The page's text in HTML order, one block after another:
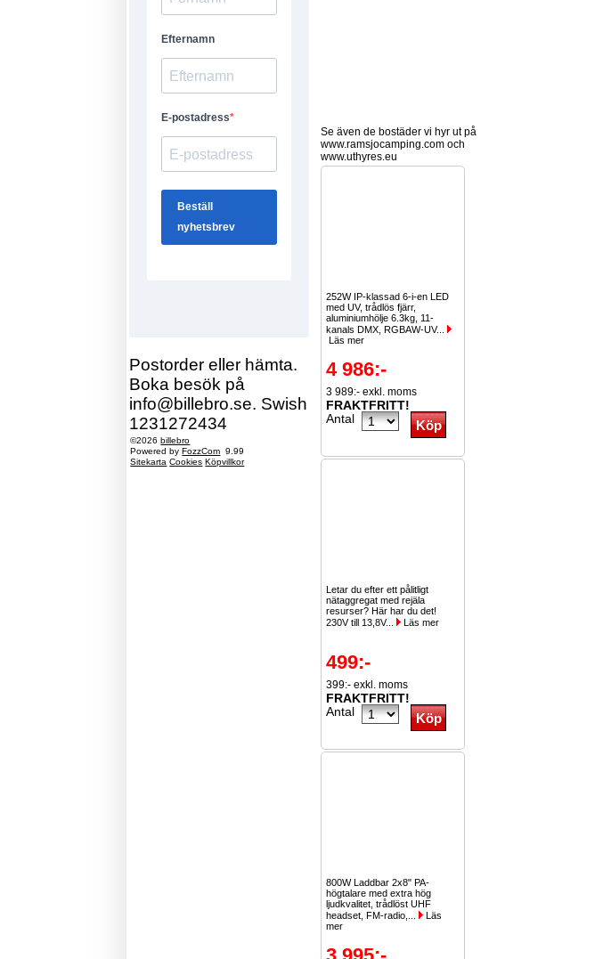
Postorder eller hämta.
Boka besök på
info@billebro.se. Swish
1231272434
©2026billebro
Powered byFozzCom 9.99
Sitekarta Cookies Köpvillkor
Se även de bostäder vi hyr ut på
www.ramsjocamping.com och
www.uthyres.eu
252W IP-klassad 6-i-en LED
med UV, trådlös fjärr,
aluminiumhölje 6.3kg, 11-
kanals DMX, RGBAW-UV...
Läs mer
4 986:-
3 989:- exkl. moms
FRAKTFRITT!
Antal
Letar du efter ett pålitligt
nätaggregat med rejäla
resurser? Här har du det!
230V till 13,8V...
Läs mer
499:-
399:- exkl. moms
FRAKTFRITT!
Antal
800W Laddbar 2x8" PA-
högtalare med extra hög
ljudkvalitet, trådlöst UHF
headset, FM-radio,...
Läs
mer